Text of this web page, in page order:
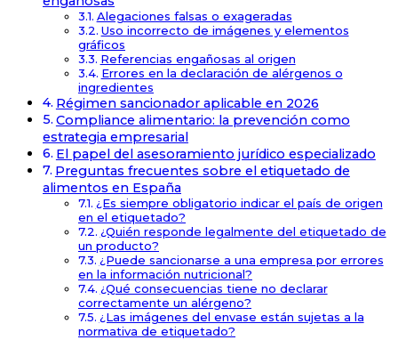
Alegaciones falsas o exageradas
Uso incorrecto de imágenes y elementos
gráficos
Referencias engañosas al origen
Errores en la declaración de alérgenos o
ingredientes
Régimen sancionador aplicable en 2026
Compliance alimentario: la prevención como
estrategia empresarial
El papel del asesoramiento jurídico especializado
Preguntas frecuentes sobre el etiquetado de
alimentos en España
¿Es siempre obligatorio indicar el país de origen
en el etiquetado?
¿Quién responde legalmente del etiquetado de
un producto?
¿Puede sancionarse a una empresa por errores
en la información nutricional?
¿Qué consecuencias tiene no declarar
correctamente un alérgeno?
¿Las imágenes del envase están sujetas a la
normativa de etiquetado?